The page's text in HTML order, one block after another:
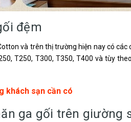
đệm
và trên thị trường hiện nay có
T250, T300, T350, T400 và tùy
khách sạn cần có
ga gối trên giường